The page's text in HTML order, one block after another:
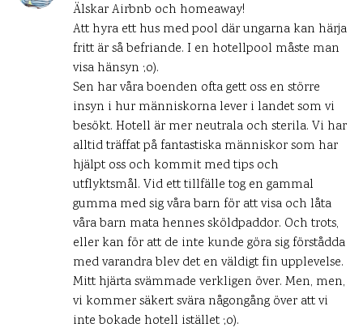
Älskar Airbnb och homeaway!
Att hyra ett hus med pool där ungarna kan härja
fritt är så befriande. I en hotellpool måste man
visa hänsyn ;o).
Sen har våra boenden ofta gett oss en större
insyn i hur människorna lever i landet som vi
besökt. Hotell är mer neutrala och sterila. Vi har
alltid träffat på fantastiska människor som har
hjälpt oss och kommit med tips och
utflyktsmål. Vid ett tillfälle tog en gammal
gumma med sig våra barn för att visa och låta
våra barn mata hennes sköldpaddor. Och trots,
eller kan för att de inte kunde göra sig förstådda
med varandra blev det en väldigt fin upplevelse.
Mitt hjärta svämmade verkligen över. Men, men,
vi kommer säkert svära någongång över att vi
inte bokade hotell istället ;o).